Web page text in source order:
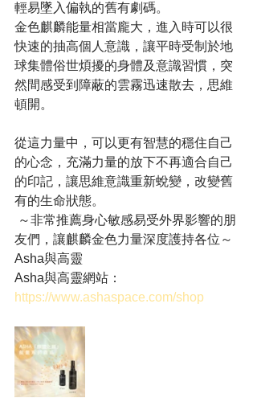
輕易墜入偏執的舊有劇碼。
金色麒麟能量相當龐大，進入時可以很
快速的抽高個人意識，讓平時受制於地
球集體俗世煩擾的身體及意識習慣，突
然間感受到障蔽的雲霧迅速散去，思維
頓開。
從這力量中，可以更有智慧的穩住自己
的心念，充滿力量的放下不再適合自己
的印記，讓思維意識重新蛻變，改變舊
有的生命狀態。
友們，讓麒麟金色力量深度護持各位～
Asha與高靈
Asha與高靈網站：
https://www.ashaspace.com/shop